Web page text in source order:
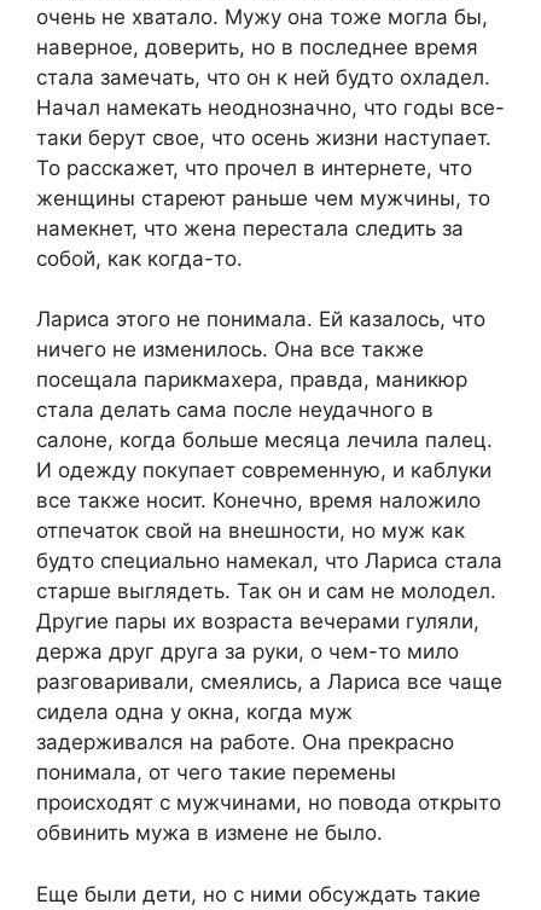
очень не хватало. Мужу она тоже могла бы,
наверное, доверить, но в последнее время
стала замечать, что он к ней будто охладел.
Начал намекать неоднозначно, что годы все-
таки берут свое, что осень жизни наступает.
То расскажет, что прочел в интернете, что
женщины стареют раньше чем мужчины, то
намекнет, что жена перестала следить за
собой, как когда-то.
Лариса этого не понимала. Ей казалось, что
ничего не изменилось. Она все также
посещала парикмахера, правда, маникюр
стала делать сама после неудачного в
салоне, когда больше месяца лечила палец.
И одежду покупает современную, и каблуки
все также носит. Конечно, время наложило
отпечаток свой на внешности, но муж как
будто специально намекал, что Лариса стала
старше выглядеть. Так он и сам не молодел.
Другие пары их возраста вечерами гуляли,
держа друг друга за руки, о чем-то мило
разговаривали, смеялись, а Лариса все чаще
сидела одна у окна, когда муж
задерживался на работе. Она прекрасно
понимала, от чего такие перемены
происходят с мужчинами, но повода открыто
обвинить мужа в измене не было.
Еще были дети, но с ними обсуждать такие